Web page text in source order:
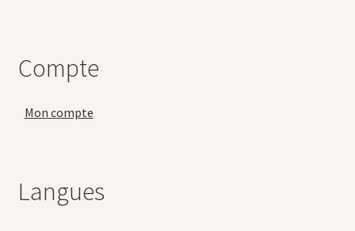
Compte
Mon compte
Langues